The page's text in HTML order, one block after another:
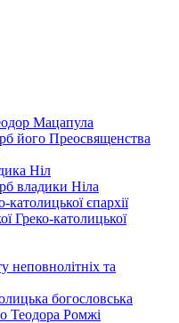
Мацапула
його Преосвященства
Ніл
владики Ніла
католицької єпархії
Греко-католицької
неповнолітніх та
богословська
Теодора Ромжі